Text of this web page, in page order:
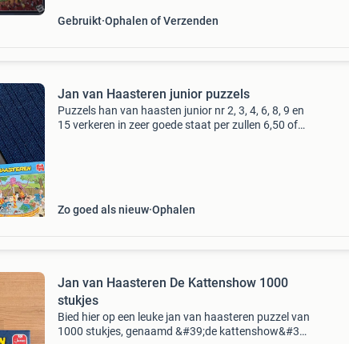
Gebruikt Ophalen of Verzenden
Jan van Haasteren junior puzzels
Puzzels han van haasten junior nr 2, 3, 4, 6, 8, 9 en
15 verkeren in zeer goede staat per zullen 6,50 of
Zo goed als nieuw Ophalen
Jan van Haasteren De Kattenshow 1000
stukjes
Bied hier op een leuke jan van haasteren puzzel van
1000 stukjes, genaamd &#39;de kattenshow&#39;.